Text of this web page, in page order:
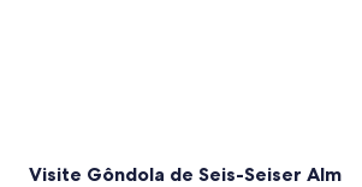
Visite Gôndola de Seis-Seiser Alm